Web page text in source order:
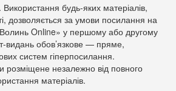
будь-яких матеріалів,
дозволяється за умови посилання на
Online» у першому або другому
видань обов’язкове — пряме,
систем гіперпосилання.
розміщене незалежно від повного
матеріалів.